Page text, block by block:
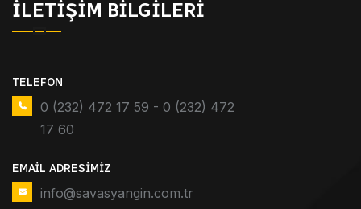
İLETIŞIM BILGILERI
TELEFON
0 (232) 472 17 59 - 0 (232) 472
17 60
EMAIL ADRESIMIZ
info@savasyangin.com.tr